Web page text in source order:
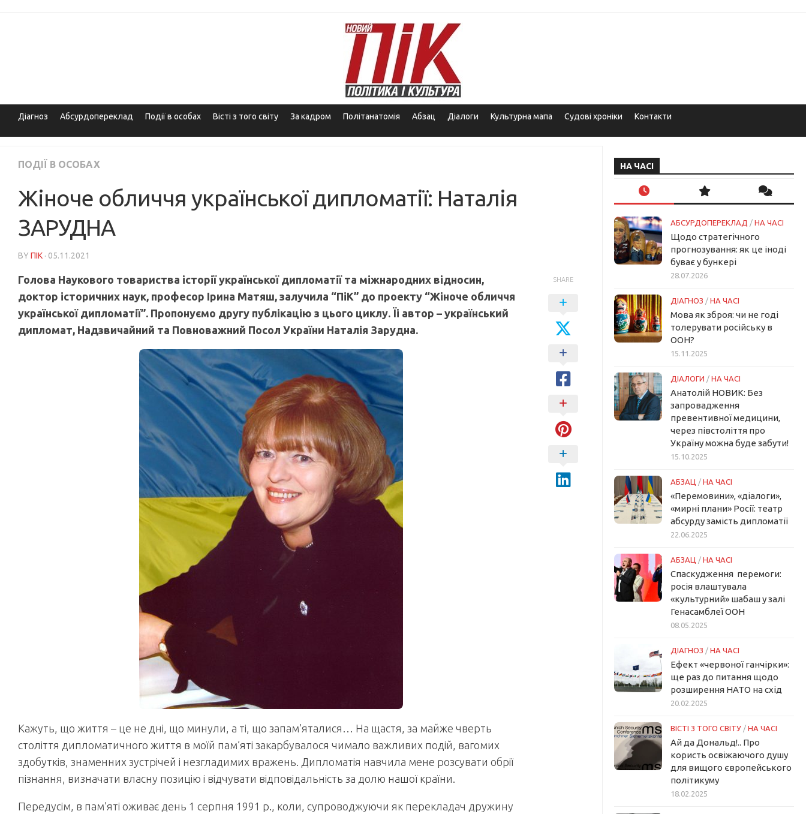
Діагноз Абсурдопереклад Події в особах Вісті з того світу За кадром Політанатомія Абзац Діалоги Культурна мапа Судові хроніки Контакти
ПОДІЇ В ОСОБАХ
Жіноче обличчя української дипломатії: Наталія
ЗАРУДНА
BY ПІК · 05.11.2021
Голова Наукового товариства історії української дипломатії та міжнародних відносин,
доктор історичних наук, професор Ірина Матяш, залучила “ПіК” до проекту “Жіноче обличчя
української дипломатії”. Пропонуємо другу публікацію з цього циклу. Їі автор – український
дипломат, Надзвичайний та Повноважний Посол України Наталія Зарудна.
Кажуть, що життя – це не дні, що минули, а ті, що запам’яталися… На щастя, за майже чверть
століття дипломатичного життя в моїй пам’яті закарбувалося чимало важливих подій, вагомих
здобутків, знаменних зустрічей і незгладимих вражень. Дипломатія навчила мене розсувати обрії
пізнання, визначати власну позицію і відчувати відповідальність за долю нашої країни.
Передусім, в пам’яті оживає день 1 серпня 1991 р., коли, супроводжуючи як перекладач дружину
SHARE
НА ЧАСІ
АБСУРДОПЕРЕКЛАД / НА ЧАСІ
Щодо стратегічного
прогнозування: як це іноді
буває у бункері
28.07.2026
ДІАГНОЗ / НА ЧАСІ
Мова як зброя: чи не годі
толерувати російську в
ООН?
15.11.2025
ДІАЛОГИ / НА ЧАСІ
Анатолій НОВИК: Без
запровадження
превентивної медицини,
через півстоліття про
Україну можна буде забути!
15.10.2025
АБЗАЦ / НА ЧАСІ
«Перемовини», «діалоги»,
«мирні плани» Росії: театр
абсурду замість дипломатії
22.06.2025
АБЗАЦ / НА ЧАСІ
Спаскудження перемоги:
росія влаштувала
«культурний» шабаш у залі
Генасамблеї ООН
08.05.2025
ДІАГНОЗ / НА ЧАСІ
Ефект «червоної ганчірки»:
ще раз до питання щодо
розширення НАТО на схід
20.02.2025
ВІСТІ З ТОГО СВІТУ / НА ЧАСІ
Ай да Дональд!.. Про
користь освіжаючого душу
для вищого європейського
політикуму
18.02.2025